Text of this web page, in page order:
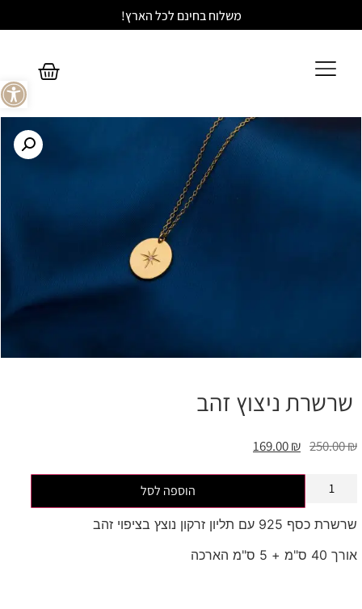
פתח
משלוח בחינם לכל הארץ!
שרשרת ניצוץ זהב
250.00₪
169.00₪
הוספה לסל
שרשרת כסף 925 עם תליון זרקון נוצץ בציפוי זהב
אורך 40 ס"מ + 5 ס"מ הארכה